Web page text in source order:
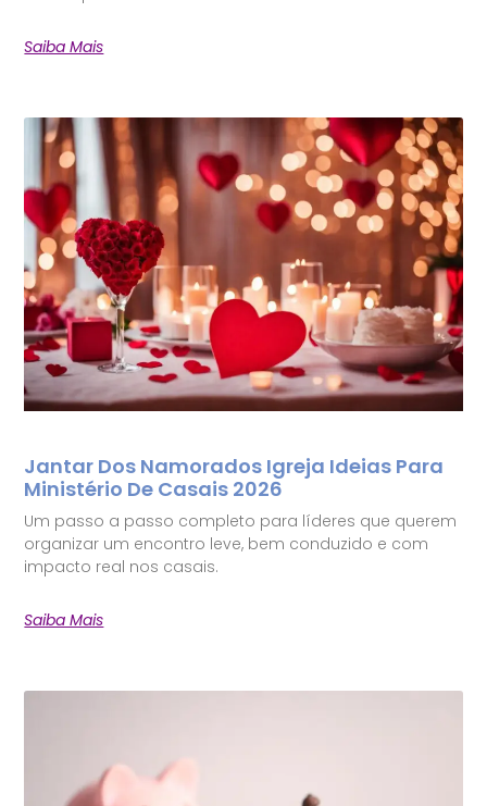
Saiba Mais
Jantar Dos Namorados Igreja Ideias Para
Ministério De Casais 2026
Um passo a passo completo para líderes que querem
organizar um encontro leve, bem conduzido e com
impacto real nos casais.
Saiba Mais